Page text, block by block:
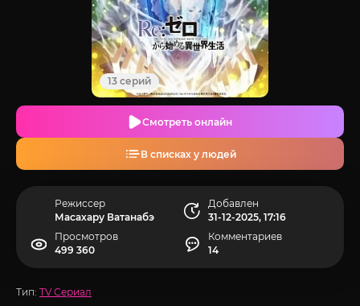
13 серий
Смотреть онлайн
В списках у людей
Режиссер
Масахару Ватанабэ
Добавлен
31-12-2025, 17:16
Просмотров
499 360
Комментариев
14
Тип: TV Сериал